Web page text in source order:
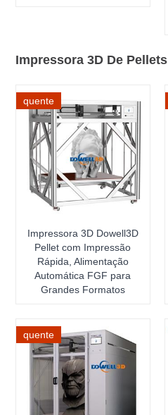
Impressora 3D De Pellets
quente
Impressora 3D Dowell3D
Pellet com Impressão
Rápida, Alimentação
Automática FGF para
Grandes Formatos
quente